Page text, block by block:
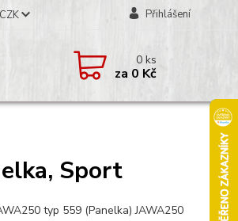
CZK Přihlášení
0ks
za 0 Kč
Sport
typ 559 (Panelka) JAWA250